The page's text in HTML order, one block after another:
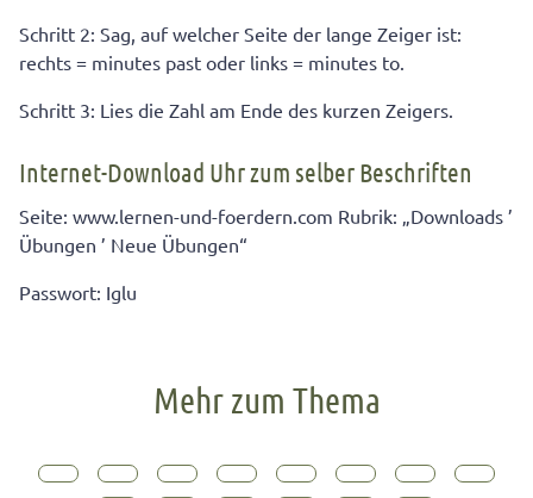
Schritt 2: Sag, auf welcher Seite der lange Zeiger ist:
rechts = minutes past oder links = minutes to.
Schritt 3: Lies die Zahl am Ende des kurzen Zeigers.
Internet-Download Uhr zum selber Beschriften
Seite: www.lernen-und-foerdern.com Rubrik: „Downloads ’
Übungen ’ Neue Übungen“
Passwort: Iglu
Mehr zum Thema